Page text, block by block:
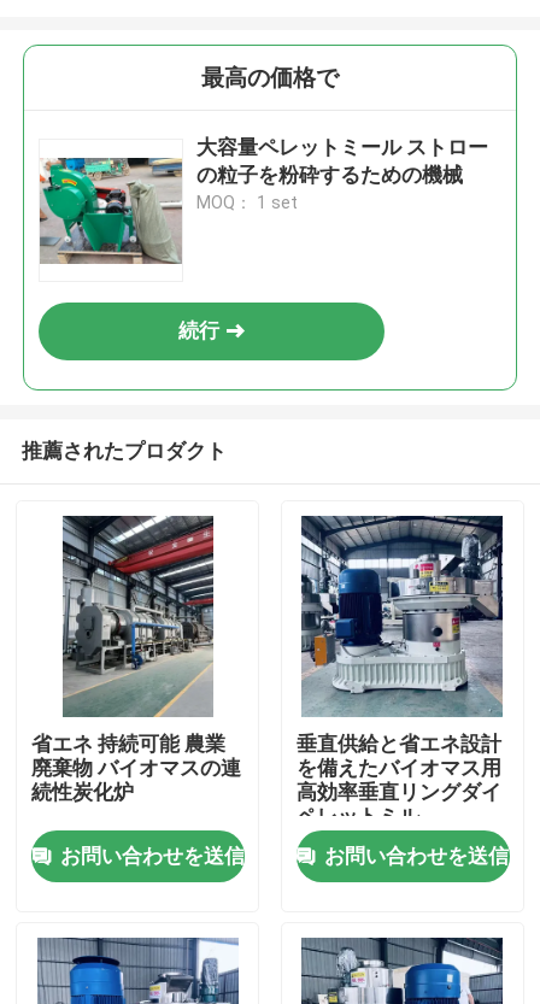
ホーム
製品
VRショー
最高の価格で
大容量ペレットミール ストロー
の粒子を粉砕するための機械
MOQ： 1 set
続行
推薦されたプロダクト
省エネ 持続可能 農業
廃棄物 バイオマスの連
続性炭化炉
お問い合わせを送信
垂直供給と省エネ設計
を備えたバイオマス用
高効率垂直リングダイ
ペレットミル
お問い合わせを送信